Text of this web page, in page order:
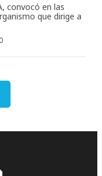
convocó en las
que dirige a